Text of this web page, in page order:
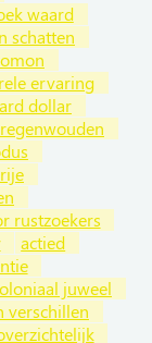
waard
schatten
ervaring
dollar
rustzoekers
actied
juweel
verschillen